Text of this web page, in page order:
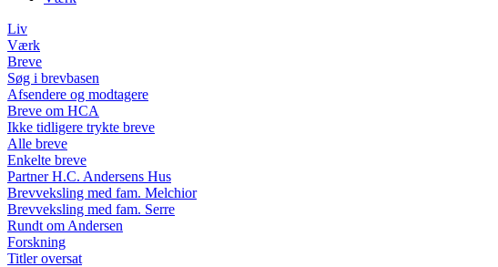
Liv
Værk
Breve
Søg i brevbasen
Afsendere og modtagere
Breve om HCA
Ikke tidligere trykte breve
Alle breve
Enkelte breve
Partner H.C. Andersens Hus
Brevveksling med fam. Melchior
Brevveksling med fam. Serre
Rundt om Andersen
Forskning
Titler oversat